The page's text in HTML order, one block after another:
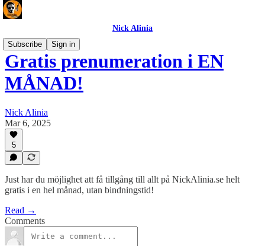
Nick Alinia
Subscribe
Sign in
Gratis prenumeration i EN
MÅNAD!
Nick Alinia
Mar 6, 2025
5
Just har du möjlighet att få tillgång till allt på NickAlinia.se helt
gratis i en hel månad, utan bindningstid!
Read →
Comments